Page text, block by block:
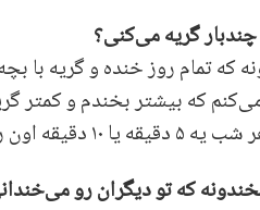
گریه می‌کنی؟
که تمام روز خنده و گریه
که بیشتر بخندم و کمتر
با خنده بخوابم.
که تو دیگران رو